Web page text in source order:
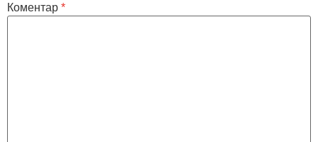
Коментар *